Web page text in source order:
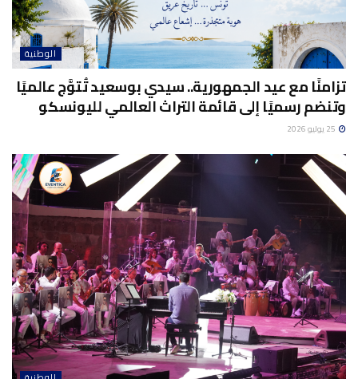
الوطنية
تزامنًا مع عيد الجمهورية.. سيدي بوسعيد تُتوَّج عالميًا
وتنضم رسميًا إلى قائمة التراث العالمي لليونسكو